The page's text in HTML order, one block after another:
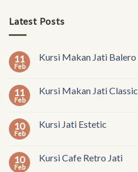
Latest Posts
11
Feb
Kursi Makan Jati Balero
11
Feb
Kursi Makan Jati Classic
10
Feb
Kursi Jati Estetic
10
Feb
Kursi Cafe Retro Jati